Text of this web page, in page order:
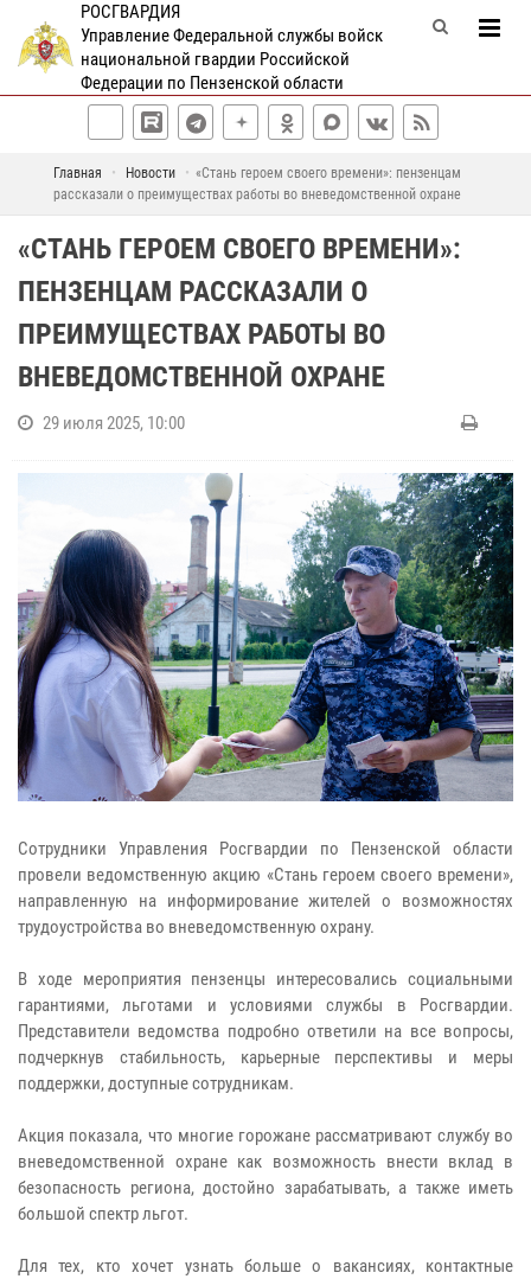
РОСГВАРДИЯ
Управление Федеральной службы войск
национальной гвардии Российской
Федерации по Пензенской области
Главная Новости
«Стань героем своего времени»: пензенцам
рассказали о преимуществах работы во вневедомственной охране
«СТАНЬ ГЕРОЕМ СВОЕГО ВРЕМЕНИ»:
ПЕНЗЕНЦАМ РАССКАЗАЛИ О
ПРЕИМУЩЕСТВАХ РАБОТЫ ВО
ВНЕВЕДОМСТВЕННОЙ ОХРАНЕ
29 июля 2025, 10:00
Сотрудники Управления Росгвардии по Пензенской области
провели ведомственную акцию «Стань героем своего времени»,
направленную на информирование жителей о возможностях
трудоустройства во вневедомственную охрану.
В ходе мероприятия пензенцы интересовались социальными
гарантиями, льготами и условиями службы в Росгвардии.
Представители ведомства подробно ответили на все вопросы,
подчеркнув стабильность, карьерные перспективы и меры
поддержки, доступные сотрудникам.
Акция показала, что многие горожане рассматривают службу во
вневедомственной охране как возможность внести вклад в
безопасность региона, достойно зарабатывать, а также иметь
большой спектр льгот.
Для тех, кто хочет узнать больше о вакансиях, контактные